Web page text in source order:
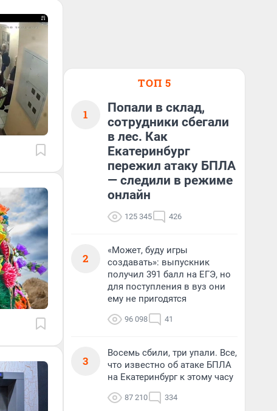
ТОП 5
1
Попали в склад,
сотрудники сбегали
в лес. Как
Екатеринбург
пережил атаку БПЛА
— следили в режиме
онлайн
125 345 426
2
«Может, буду игры
создавать»: выпускник
получил 391 балл на ЕГЭ, но
для поступления в вуз они
ему не пригодятся
96 098 41
3
Восемь сбили, три упали. Все,
что известно об атаке БПЛА
на Екатеринбург к этому часу
87 210 334